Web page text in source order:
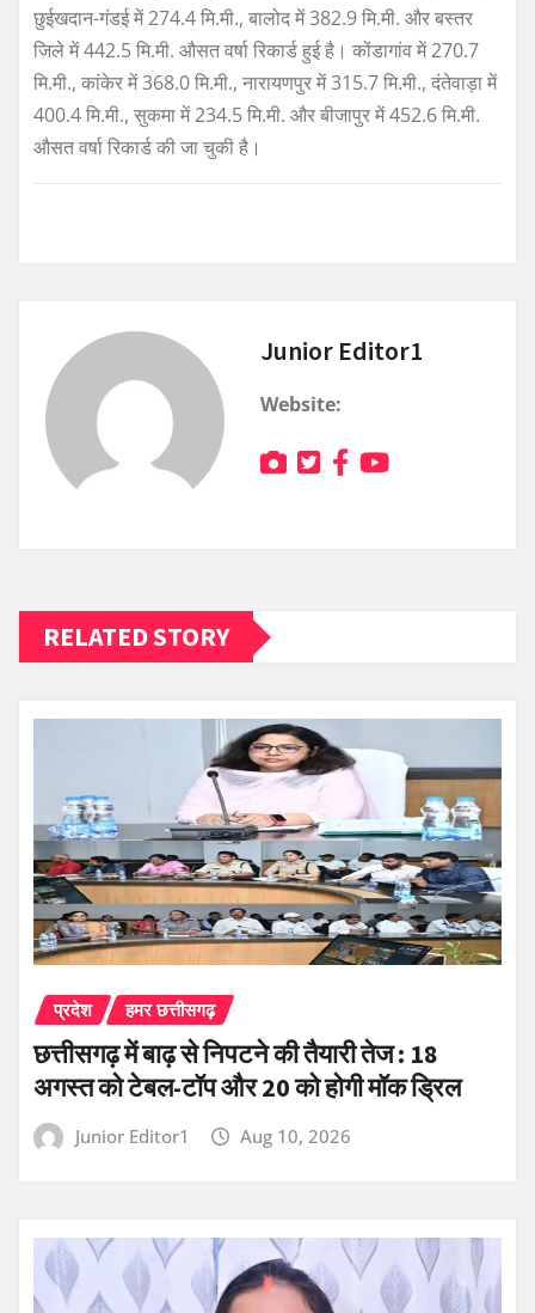
छुईखदान-गंडई में 274.4 मि.मी., बालोद में 382.9 मि.मी. और बस्तर
जिले में 442.5 मि.मी. औसत वर्षा रिकार्ड हुई है। कोंडागांव में 270.7
मि.मी., कांकेर में 368.0 मि.मी., नारायणपुर में 315.7 मि.मी., दंतेवाड़ा में
400.4 मि.मी., सुकमा में 234.5 मि.मी. और बीजापुर में 452.6 मि.मी.
औसत वर्षा रिकार्ड की जा चुकी है।
Junior Editor1
Website:
RELATED STORY
प्रदेश हमर छत्तीसगढ़
छत्तीसगढ़ में बाढ़ से निपटने की तैयारी तेज : 18
अगस्त को टेबल-टॉप और 20 को होगी मॉक ड्रिल
Junior Editor1 Aug 10, 2026